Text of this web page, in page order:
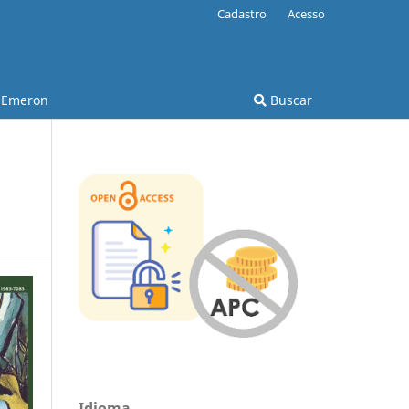
Emeron Buscar
Cadastro Acesso